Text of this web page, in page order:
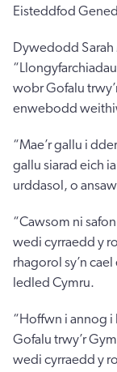
Eisteddfod
Dywedodd Sarah
wobr Gofalu
enwebodd
“Mae’r gallu i
gallu siarad eich
urddasol, o
“Cawsom ni
wedi cyrraedd y
rhagorol sy’n
ledled Cymru.
“Hoffwn i annog i
Gofalu trwy’r
wedi cyrraedd y